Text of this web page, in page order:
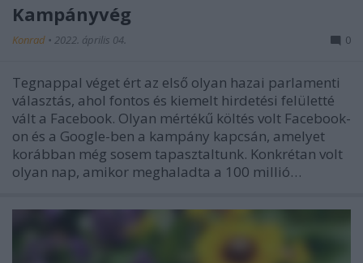
Kampányvég
Konrad • 2022. április 04. 0
Tegnappal véget ért az első olyan hazai parlamenti
választás, ahol fontos és kiemelt hirdetési felületté
vált a Facebook. Olyan mértékű költés volt Facebook-
on és a Google-ben a kampány kapcsán, amelyet
korábban még sosem tapasztaltunk. Konkrétan volt
olyan nap, amikor meghaladta a 100 millió…